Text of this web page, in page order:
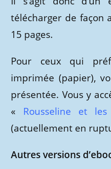
télécharger de façon
15 pages.
Pour ceux qui
imprimée (papier),
présentée. Vous y
« Rousseline et
(actuellement en
Autres versions